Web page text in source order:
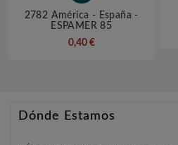
2782 América - España -
ESPAMER 85
0,40 €
Dónde Estamos